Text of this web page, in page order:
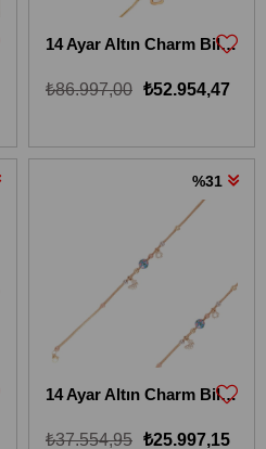
14 Ayar Altın Charm Bileklik 14KBLKİ24
₺52.954,47
₺86.997,00
14 Ayar Altın Charm Bileklik 14KBLKC1041
₺25.997,15
₺37.554,95
%31